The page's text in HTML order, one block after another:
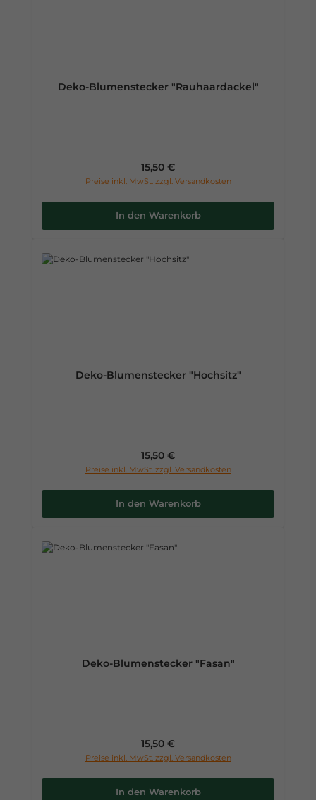
Deko-Blumenstecker "Rauhaardackel"
Regulärer Preis:
15,50 €
Preise inkl. MwSt. zzgl. Versandkosten
In den Warenkorb
Deko-Blumenstecker "Hochsitz"
Regulärer Preis:
15,50 €
Preise inkl. MwSt. zzgl. Versandkosten
In den Warenkorb
Deko-Blumenstecker "Fasan"
Regulärer Preis:
15,50 €
Preise inkl. MwSt. zzgl. Versandkosten
In den Warenkorb